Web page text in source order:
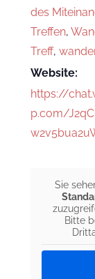
des
Treffen,
Treff,
Website:
https://
p.com/
Sie
Bitte